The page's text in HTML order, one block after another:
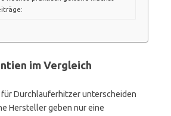
im Vergleich
Durchlauferhitzer unterscheiden
Hersteller geben nur eine